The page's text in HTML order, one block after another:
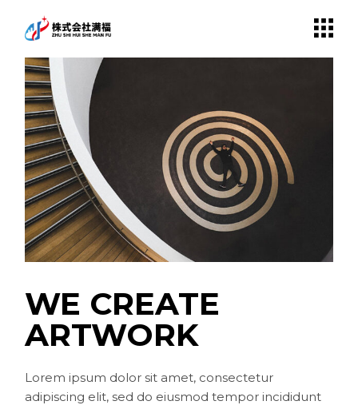
WE CREATE
ARTWORK
Lorem ipsum dolor sit amet, consectetur
adipiscing elit, sed do eiusmod tempor incididunt